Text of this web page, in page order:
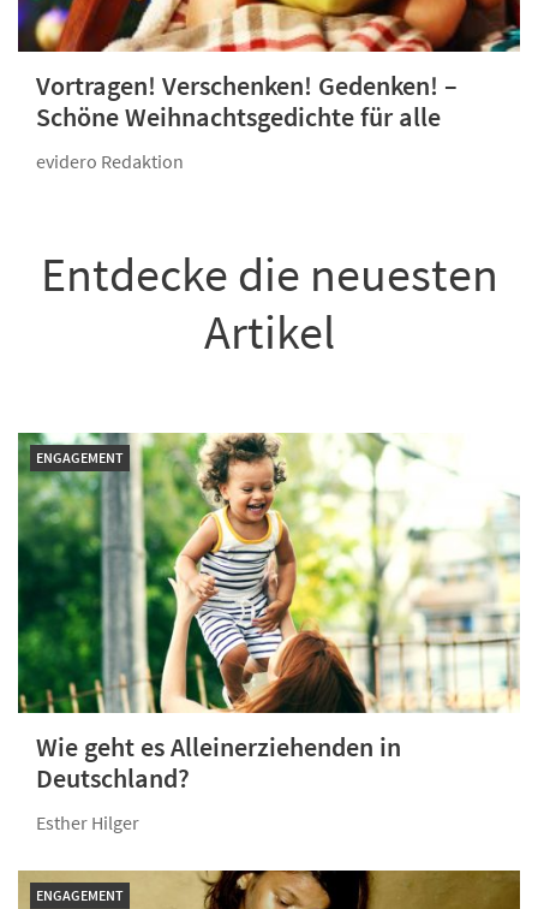
Vortragen! Verschenken! Gedenken! –
Schöne Weihnachtsgedichte für alle
evidero Redaktion
Entdecke die neuesten
Artikel
ENGAGEMENT
Wie geht es Alleinerziehenden in
Deutschland?
Esther Hilger
ENGAGEMENT